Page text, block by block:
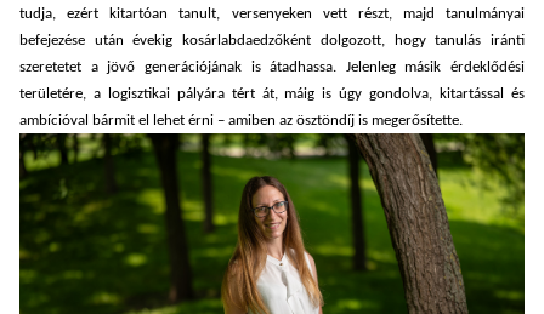
tudja, ezért kitartóan tanult, versenyeken vett részt, majd tanulmányai
befejezése után évekig kosárlabdaedzőként dolgozott, hogy tanulás iránti
szeretetet a jövő generációjának is átadhassa. Jelenleg másik érdeklődési
területére, a logisztikai pályára tért át, máig is úgy gondolva, kitartással és
ambícióval bármit el lehet érni – amiben az ösztöndíj is megerősítette.